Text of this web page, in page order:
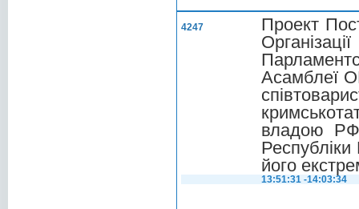
4247
Проект
Асамблеї
владою РФ
його
13:51:31 -14:03:34